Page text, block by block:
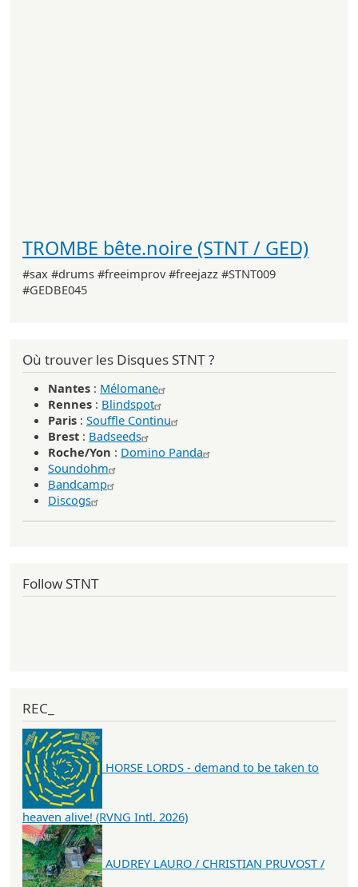
TROMBE bête.noire (STNT / GED)
#sax #drums #freeimprov #freejazz #STNT009
#GEDBE045
Où trouver les Disques STNT ?
Nantes : Mélomane
Rennes : Blindspot
Paris : Souffle Continu
Brest : Badseeds
Roche/Yon : Domino Panda
Soundohm
Bandcamp
Discogs
Follow STNT
REC_
HORSE LORDS - demand to be taken to
heaven alive! (RVNG Intl. 2026)
AUDREY LAURO / CHRISTIAN PRUVOST /